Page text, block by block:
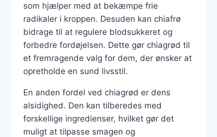
som hjælper med at bekæmpe frie
radikaler i kroppen. Desuden kan chiafrø
bidrage til at regulere blodsukkeret og
forbedre fordøjelsen. Dette gør chiagrød til
et fremragende valg for dem, der ønsker at
opretholde en sund livsstil.
En anden fordel ved chiagrød er dens
alsidighed. Den kan tilberedes med
forskellige ingredienser, hvilket gør det
muligt at tilpasse smagen og